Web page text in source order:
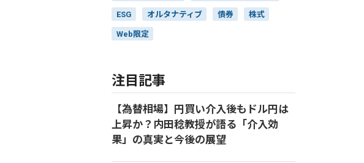
ESG オルタナティブ 債券 株式
Web限定
注目記事
【為替相場】円買い介入後もドル円は
上昇か？内田稔教授が語る「介入効
果」の真実と今後の展望